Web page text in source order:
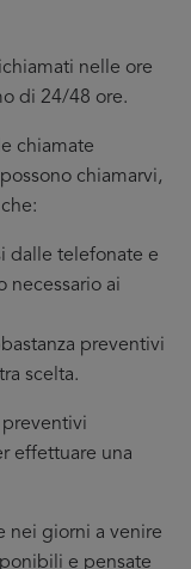
nelle ore
di 24/48 ore.
chiamate
chiamarvi,
dalle telefonate e
necessario ai
preventivi
scelta.
effettuare una
nei giorni a venire
e pensate